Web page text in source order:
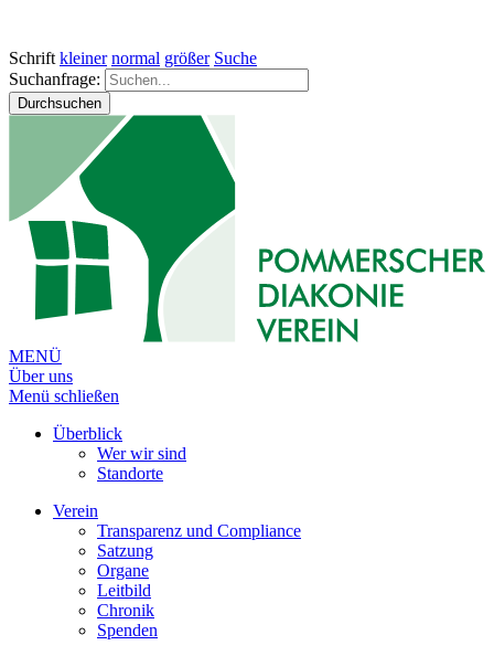
Schrift kleiner normal größer Suche
Suchanfrage:
Durchsuchen
MENÜ
Über uns
Menü schließen
Überblick
Wer wir sind
Standorte
Verein
Transparenz und Compliance
Satzung
Organe
Leitbild
Chronik
Spenden